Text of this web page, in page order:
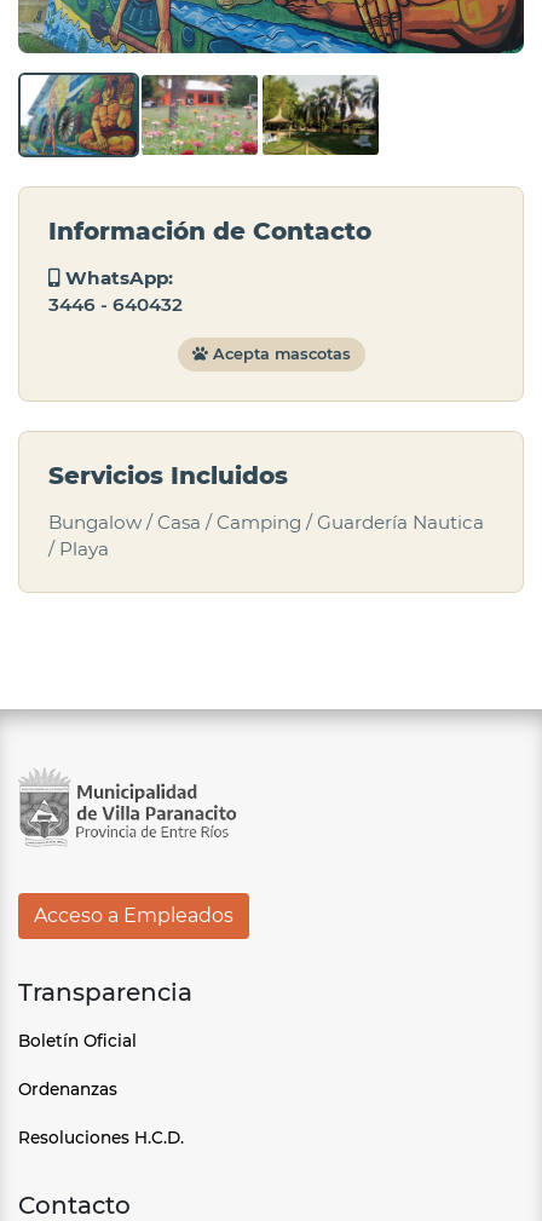
Información de Contacto
WhatsApp:
3446 - 640432
Acepta mascotas
Servicios Incluidos
Bungalow / Casa / Camping / Guardería Nautica
/ Playa
Acceso a Empleados
Transparencia
Boletín Oficial
Ordenanzas
Resoluciones H.C.D.
Contacto